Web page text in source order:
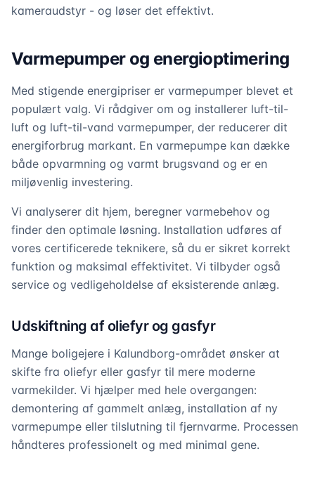
kameraudstyr - og løser det effektivt.
Varmepumper og energioptimering
Med stigende energipriser er varmepumper blevet et
populært valg. Vi rådgiver om og installerer luft-til-
luft og luft-til-vand varmepumper, der reducerer dit
energiforbrug markant. En varmepumpe kan dække
både opvarmning og varmt brugsvand og er en
miljøvenlig investering.
Vi analyserer dit hjem, beregner varmebehov og
finder den optimale løsning. Installation udføres af
vores certificerede teknikere, så du er sikret korrekt
funktion og maksimal effektivitet. Vi tilbyder også
service og vedligeholdelse af eksisterende anlæg.
Udskiftning af oliefyr og gasfyr
Mange boligejere i Kalundborg-området ønsker at
skifte fra oliefyr eller gasfyr til mere moderne
varmekilder. Vi hjælper med hele overgangen:
demontering af gammelt anlæg, installation af ny
varmepumpe eller tilslutning til fjernvarme. Processen
håndteres professionelt og med minimal gene.